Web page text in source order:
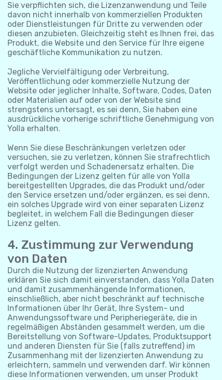
Sie verpflichten sich, die Lizenzanwendung und Teile
davon nicht innerhalb von kommerziellen Produkten
oder Dienstleistungen für Dritte zu verwenden oder
diesen anzubieten. Gleichzeitig steht es Ihnen frei, das
Produkt, die Website und den Service für Ihre eigene
geschäftliche Kommunikation zu nutzen.
Jegliche Vervielfältigung oder Verbreitung,
Veröffentlichung oder kommerzielle Nutzung der
Website oder jeglicher Inhalte, Software, Codes, Daten
oder Materialien auf oder von der Website sind
strengstens untersagt, es sei denn, Sie haben eine
ausdrückliche vorherige schriftliche Genehmigung von
Yolla erhalten.
Wenn Sie diese Beschränkungen verletzen oder
versuchen, sie zu verletzen, können Sie strafrechtlich
verfolgt werden und Schadenersatz erhalten. Die
Bedingungen der Lizenz gelten für alle von Yolla
bereitgestellten Upgrades, die das Produkt und/oder
den Service ersetzen und/oder ergänzen, es sei denn,
ein solches Upgrade wird von einer separaten Lizenz
begleitet, in welchem Fall die Bedingungen dieser
Lizenz gelten.
4. Zustimmung zur Verwendung
von Daten
Durch die Nutzung der lizenzierten Anwendung
erklären Sie sich damit einverstanden, dass Yolla Daten
und damit zusammenhängende Informationen,
einschließlich, aber nicht beschränkt auf technische
Informationen über Ihr Gerät, Ihre System- und
Anwendungssoftware und Peripheriegeräte, die in
regelmäßigen Abständen gesammelt werden, um die
Bereitstellung von Software-Updates, Produktsupport
und anderen Diensten für Sie (falls zutreffend) im
Zusammenhang mit der lizenzierten Anwendung zu
erleichtern, sammeln und verwenden darf. Wir können
diese Informationen verwenden, um unser Produkt